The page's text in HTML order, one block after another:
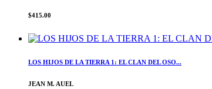
$415.00
LOS HIJOS DE LA TIERRA 1: EL CLAN DEL OSO...
JEAN M. AUEL